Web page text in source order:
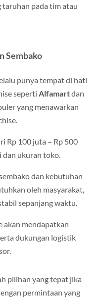
taruhan pada tim atau
Sembako
punya tempat di hati
seperti Alfamartdan
yang menawarkan
Rp 100 juta – Rp 500
dan ukuran toko.
dan kebutuhan
oleh masyarakat,
sepanjang waktu.
akan mendapatkan
dukungan logistik
pilihan yang tepat jika
permintaan yang